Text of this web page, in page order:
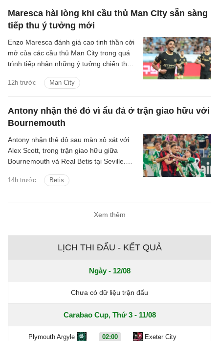
Maresca hài lòng khi cầu thủ Man City sẵn sàng
tiếp thu ý tưởng mới
12h trước Man City
Enzo Maresca đánh giá cao tinh thần cởi
mở của các cầu thủ Man City trong quá
trình tiếp nhận những ý tưởng chiến thuật
Guardiola.
Antony nhận thẻ đỏ vì ẩu đả ở trận giao hữu với
Bournemouth
14h trước Betis
Antony nhận thẻ đỏ sau màn xô xát với
Alex Scott, trong trận giao hữu giữa
Bournemouth và Real Betis tại Seville.
Xem thêm
LỊCH THI ĐẤU - KẾT QUẢ
Ngày - 12/08
Chưa có dữ liệu trận đấu
Carabao Cup, Thứ 3 - 11/08
Plymouth Argyle 02:00 Exeter City